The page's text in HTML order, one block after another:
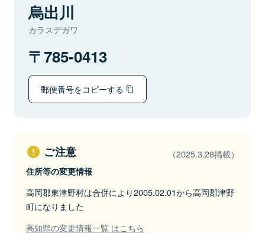
烏出川
カラスデガワ
785-0413
郵便番号をコピーする
ご注意 （2025.3.28掲載）
住所等の変更情報
高岡郡東津野村は合併により2005.02.01から高岡郡津野
町になりました
高知県の変更情報一覧 はこちら